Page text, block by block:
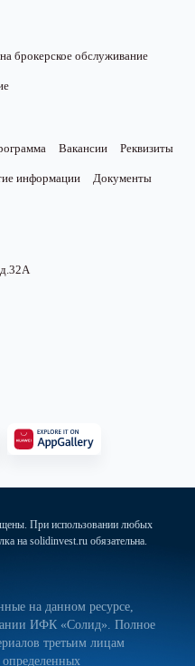
брокерское обслуживание
Вакансии Реквизиты
информации Документы
При использовании любых
на solidinvest.ru обязательна.
на данном ресурсе,
ИФК «Солид». Полное
третьим лицам